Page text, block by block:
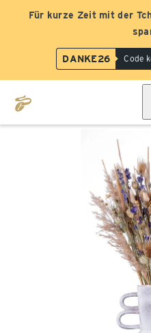
Für kurze Zeit mit der
DANKE26 Code